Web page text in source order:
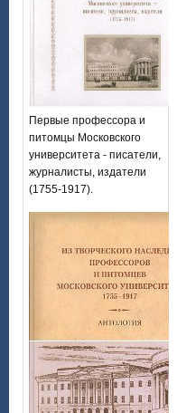
Первые профессора и
питомцы Московского
университета - писатели,
журналисты, издатели
(1755-1917).